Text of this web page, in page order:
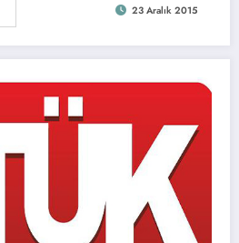
23 Aralık 2015